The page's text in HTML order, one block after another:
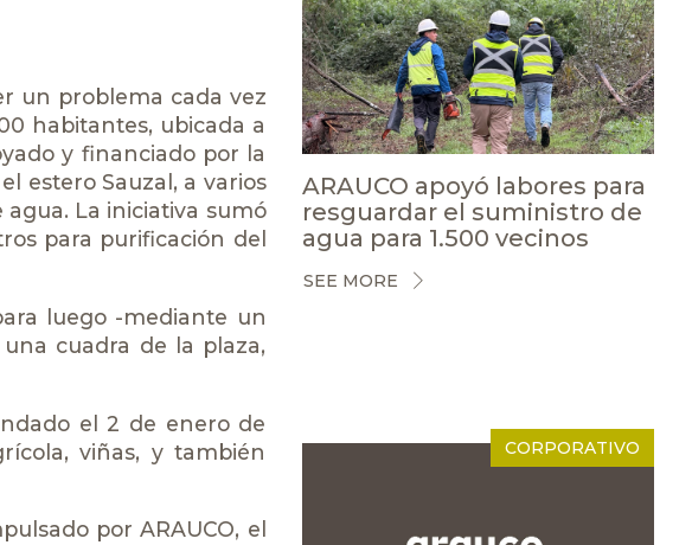
un problema cada vez
habitantes, ubicada a
y financiado por la
estero Sauzal, a varios
La iniciativa sumó
para purificación del
luego -mediante un
cuadra de la plaza,
el 2 de enero de
viñas, y también
por ARAUCO, el
ARAUCO apoyó labores para
resguardar el suministro de
agua para 1.500 vecinos
SEE MORE
CORPORATIVO